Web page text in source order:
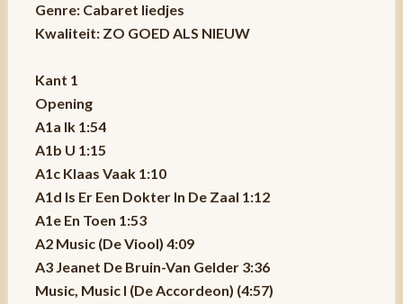
Genre: Cabaret liedjes
Kwaliteit: ZO GOED ALS NIEUW
Kant 1
Opening
A1a Ik 1:54
A1b U 1:15
A1c Klaas Vaak 1:10
A1d Is Er Een Dokter In De Zaal 1:12
A1e En Toen 1:53
A2 Music (De Viool) 4:09
A3 Jeanet De Bruin-Van Gelder 3:36
Music, Music I (De Accordeon) (4:57)